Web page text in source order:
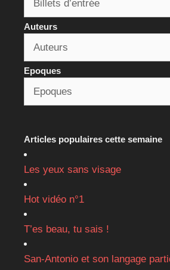
Auteurs
Epoques
Articles populaires cette semaine
Les yeux sans visage
Hot vidéo n°1
T’es beau, tu sais !
San-Antonio et son langage